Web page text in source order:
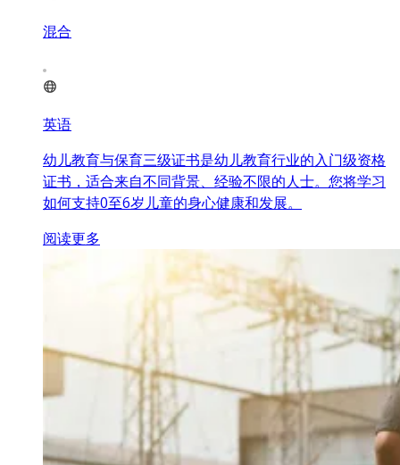
混合
英语
幼儿教育与保育三级证书是幼儿教育行业的入门级资格
证书，适合来自不同背景、经验不限的人士。您将学习
如何支持0至6岁儿童的身心健康和发展。
阅读更多